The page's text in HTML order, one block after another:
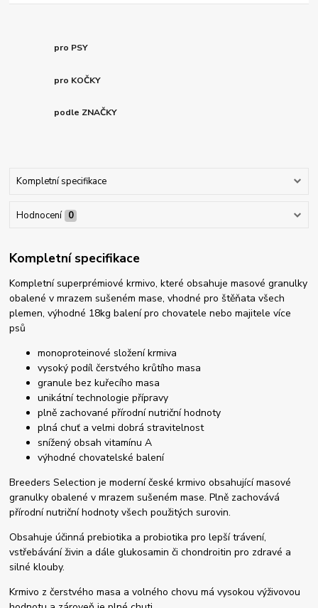
pro PSY
pro KOČKY
podle ZNAČKY
Kompletní specifikace
Hodnocení 0
Kompletní specifikace
Kompletní superprémiové krmivo, které obsahuje masové granulky
obalené v mrazem sušeném mase, vhodné pro štěňata všech
plemen, výhodné 18kg balení pro chovatele nebo majitele více
psů
monoproteinové složení krmiva
vysoký podíl čerstvého krůtího masa
granule bez kuřecího masa
unikátní technologie přípravy
plně zachované přírodní nutriční hodnoty
plná chuť a velmi dobrá stravitelnost
snížený obsah vitamínu A
výhodné chovatelské balení
Breeders Selection je moderní české krmivo obsahující masové
granulky obalené v mrazem sušeném mase. Plně zachovává
přírodní nutriční hodnoty všech použitých surovin.
Obsahuje účinná prebiotika a probiotika pro lepší trávení,
vstřebávání živin a dále glukosamin či chondroitin pro zdravé a
silné klouby.
Krmivo z čerstvého masa a volného chovu má vysokou výživovou